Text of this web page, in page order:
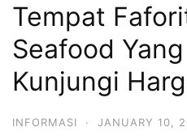
Tempat
Seafood
Kunjungi
INFORMASI · JANUARY 10,